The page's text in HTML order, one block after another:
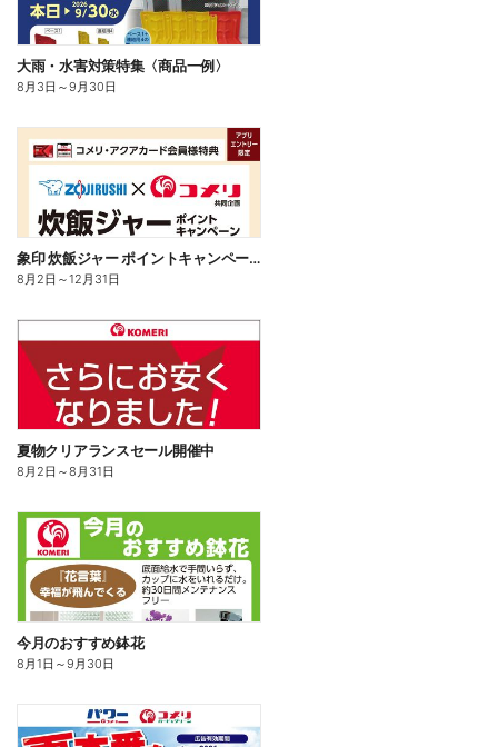
大雨・水害対策特集〈商品一例〉
8月3日 ～9月30日
象印 炊飯ジャー ポイントキャンペーン
8月2日 ～12月31日
夏物クリアランスセール開催中
8月2日 ～8月31日
今月のおすすめ鉢花
8月1日 ～9月30日